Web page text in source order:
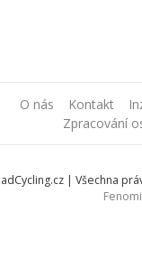
O nás Kontakt
Zpracování
| Všechna